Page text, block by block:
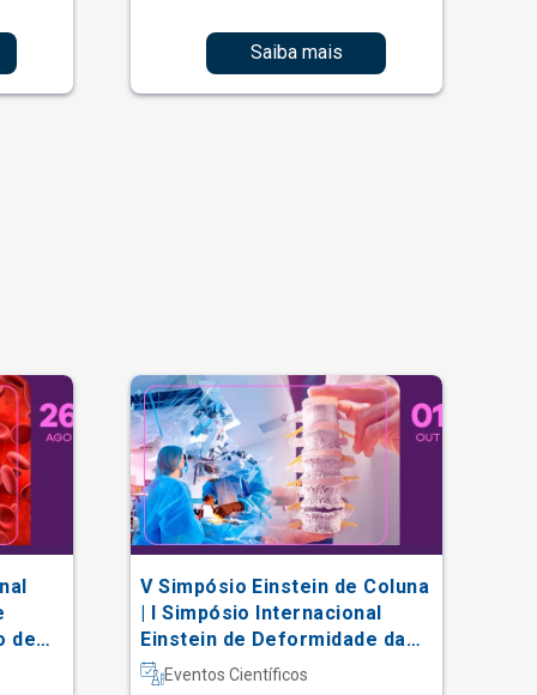
Saiba mais
de
V Simpósio Einstein de Coluna
| I Simpósio Internacional
Einstein de Deformidade da
Coluna e Técnicas Complexas
Eventos Científicos